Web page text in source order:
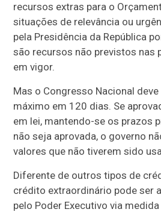
recursos extras para o
situações de relevância ou
pela Presidência da República
são recursos não previstos nas
em vigor.
Mas o Congresso Nacional
máximo em 120 dias. Se
em lei, mantendo-se os prazos
não seja aprovada, o governo
valores que não tiverem sido
Diferente de outros tipos de
crédito extraordinário pode ser
pelo Poder Executivo via